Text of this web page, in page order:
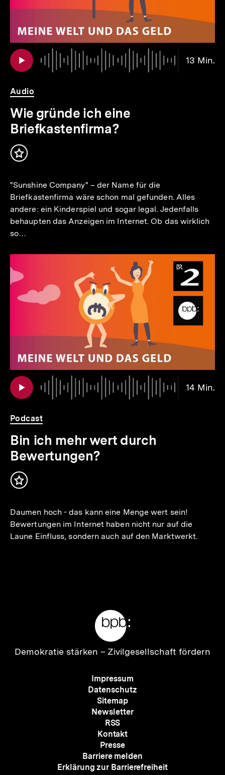
13 Min.
Audio
Wie gründe ich eine
Briefkastenfirma?
Inhalt
"Sunshine Company" – der Name für die
Briefkastenfirma wäre schon mal gefunden. Alles
andere: ein Kinderspiel und sogar legal. Jedenfalls
behaupten das Anzeigen im Internet. Ob das wirklich
so…
14 Min.
Podcast
Bin ich mehr wert durch
Bewertungen?
Inhalt
Daumen hoch - das kann eine Menge wert sein!
Bewertungen im Internet haben nicht nur auf die
Laune Einfluss, sondern auch auf den Marktwerkt.
Zur
Demokratie stärken – Zivilgesellschaft fördern
Meta-
Navigation
Impressum
Datenschutz
Sitemap
Newsletter
RSS
Kontakt
Presse
Barriere melden
Erklärung zur Barrierefreiheit